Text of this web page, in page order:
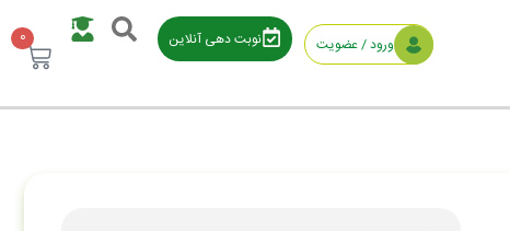
ورود / عضویت نوبت دهی آنلاین 0